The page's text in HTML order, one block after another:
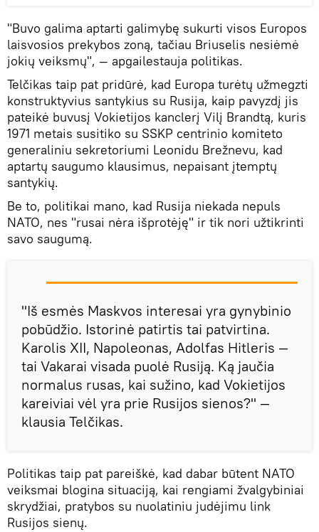
"Buvo galima aptarti galimybę sukurti visos Europos
laisvosios prekybos zoną, tačiau Briuselis nesiėmė
jokių veiksmų", — apgailestauja politikas.
Telčikas taip pat pridūrė, kad Europa turėtų užmegzti
konstruktyvius santykius su Rusija, kaip pavyzdį jis
pateikė buvusį Vokietijos kanclerį Vilį Brandtą, kuris
1971 metais susitiko su SSKP centrinio komiteto
generaliniu sekretoriumi Leonidu Brežnevu, kad
aptartų saugumo klausimus, nepaisant įtemptų
santykių.
Be to, politikai mano, kad Rusija niekada nepuls
NATO, nes "rusai nėra išprotėję" ir tik nori užtikrinti
savo saugumą.
"Iš esmės Maskvos interesai yra gynybinio
pobūdžio. Istorinė patirtis tai patvirtina.
Karolis XII, Napoleonas, Adolfas Hitleris —
tai Vakarai visada puolė Rusiją. Ką jaučia
normalus rusas, kai sužino, kad Vokietijos
kareiviai vėl yra prie Rusijos sienos?" —
klausia Telčikas.
Politikas taip pat pareiškė, kad dabar būtent NATO
veiksmai blogina situaciją, kai rengiami žvalgybiniai
skrydžiai, pratybos su nuolatiniu judėjimu link
Rusijos sienų.